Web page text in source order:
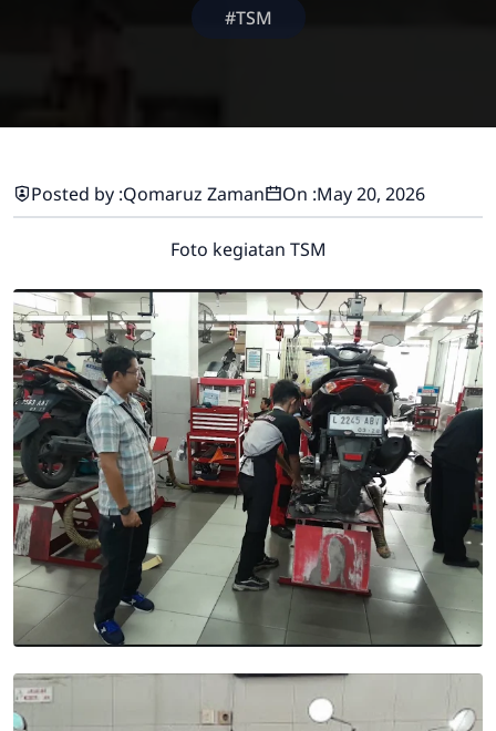
#TSM
Posted by :Qomaruz Zaman On :May 20, 2026
Foto kegiatan TSM